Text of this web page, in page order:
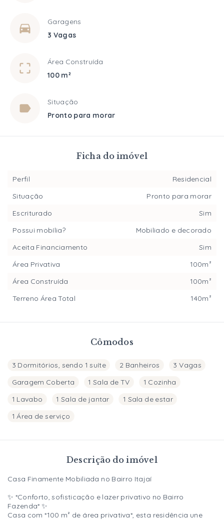
Garagens
3 Vagas
Área Construída
100 m²
Situação
Pronto para morar
Cômodos
3 Dormitórios, sendo 1 suíte 2 Banheiros
3 Vagas
Garagem Coberta
1 Sala de TV
1 Cozinha
1 Lavabo
1 Sala de jantar
1 Sala de estar
1 Área de serviço
Descrição do imóvel
Casa Finamente Mobiliada no Bairro Itajaí
✨ *Conforto, sofisticação e lazer privativo no Bairro
Fazenda* ✨
Casa com *100 m² de área privativa*, esta residência une
Ficha do imóvel
Perfil
Residencial
Situação
Pronto para morar
Escriturado
Sim
Possui mobília?
Mobiliado e decorado
Aceita Financiamento
Sim
Área Privativa
100m²
Área Construída
100m²
Terreno Área Total
140m²